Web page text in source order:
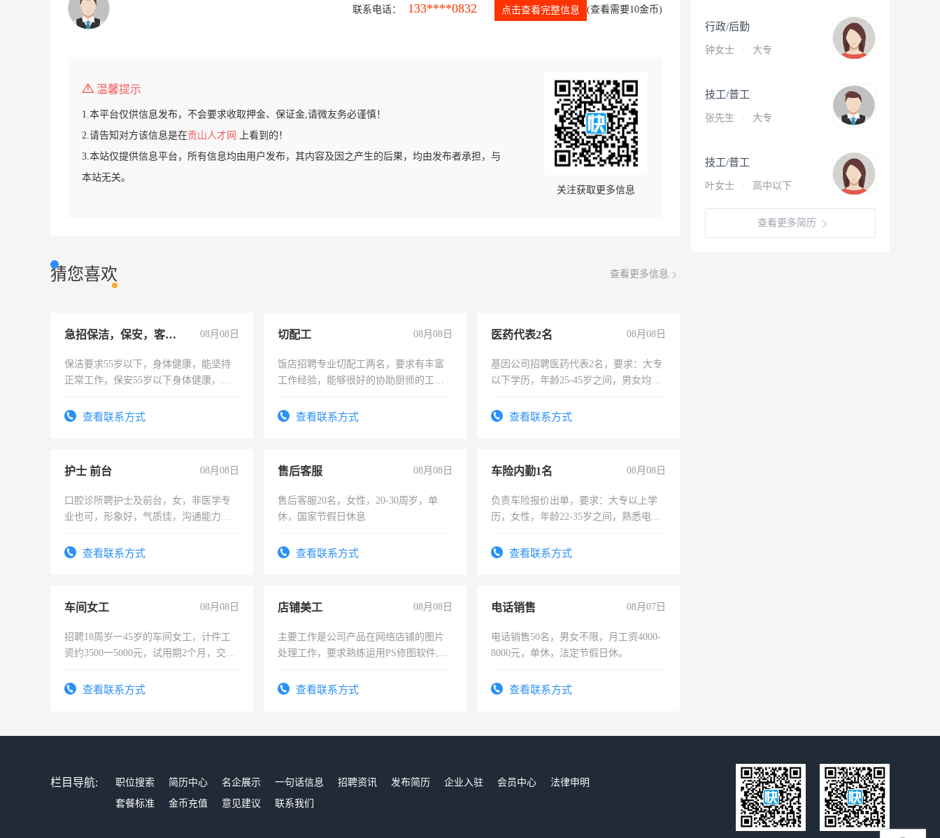
联系电话： 133****0832 点击查看完整信息 (查看需要10金币)
温馨提示
1.本平台仅供信息发布，不会要求收取押金、保证金,请微友务必谨慎！
2.请告知对方该信息是在贡山人才网
上看到的！
3.本站仅提供信息平台，所有信息均由用户发布，其内容及因之产生的后果，均由发布者承担，与
本站无关。
关注获取更多信息
猜您喜欢 查看更多信息
急招保洁，保安，客服，工程 08月08日
保洁要求55岁以下，身体健康，能坚持
正常工作，保安55岁以下身体健康，有
录，客服要求45岁以下高中以上文化，
查看联系方式
切配工 08月08日
饭店招聘专业切配工两名，要求有丰富
工作经验，能够很好的协助厨师的工
4500。查看联系方式
医药代表2名 08月08日
基因公司招聘医药代表2名，要求：大专
以下学历，年龄25-45岁之间，男女均
表或者有医学资质的优先，底薪+绩效，
查看联系方式
护士 前台 08月08日
口腔诊所聘护士及前台，女，非医学专
业也可，形象好，气质佳，沟通能力
查看联系方式
售后客服 08月08日
售后客服20名，女性，20-30周岁，单
休，国家节假日休息
查看联系方式
车险内勤1名 08月08日
负责车险报价出单，要求：大专以上学
历，女性，年龄22-35岁之间，熟悉电脑
试用期1-3个月，转正后交纳五险，
查看联系方式
车间女工 08月08日
招聘18周岁一45岁的车间女工，计件工
资约3500一5000元，试用期2个月，交五
查看联系方式
店铺美工 08月08日
主要工作是公司产品在网络店铺的图片
处理工作，要求熟练运用PS修图软件,工
查看联系方式
电话销售 08月07日
电话销售50名，男女不限，月工资4000-
8000元，单休，法定节假日休。
查看联系方式
行政/后勤
钟女士 · 大专
技工/普工
张先生 · 大专
技工/普工
叶女士 · 高中以下
查看更多简历
栏目导航: 职位搜索 简历中心 名企展示 一句话信息 招聘资讯 发布简历 企业入驻 会员中心
法律申明
套餐标准
金币充值 意见建议 联系我们